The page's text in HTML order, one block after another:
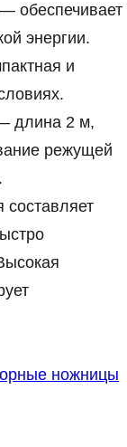
обеспечивает
энергии.
и
длина 2 м,
режущей
составляет
ножницы